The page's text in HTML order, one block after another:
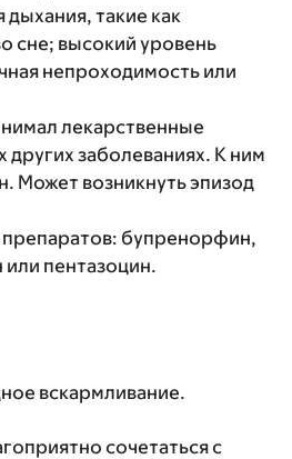
такие как
сне; высокий уровень
непроходимость или
лекарственные
заболеваниях. К ним
Может возникнуть эпизод
бупренорфин,
пентазоцин.
вскармливание.
сочетаться с